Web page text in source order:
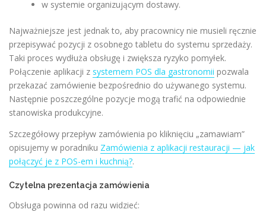
w systemie organizującym dostawy.
Najważniejsze jest jednak to, aby pracownicy nie musieli ręcznie
przepisywać pozycji z osobnego tabletu do systemu sprzedaży.
Taki proces wydłuża obsługę i zwiększa ryzyko pomyłek.
Połączenie aplikacji z systemem POS dla gastronomii pozwala
przekazać zamówienie bezpośrednio do używanego systemu.
Następnie poszczególne pozycje mogą trafić na odpowiednie
stanowiska produkcyjne.
Szczegółowy przepływ zamówienia po kliknięciu „zamawiam”
opisujemy w poradniku Zamówienia z aplikacji restauracji — jak
połączyć je z POS-em i kuchnią?.
Czytelna prezentacja zamówienia
Obsługa powinna od razu widzieć: